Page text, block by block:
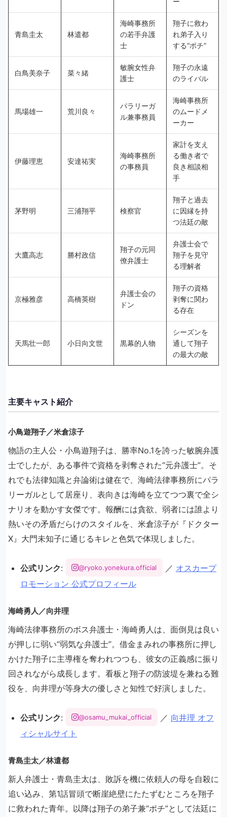
青島圭太 林遣都
海崎事務所
の若手弁護
士
翔子に救わ
れ弟子入り
する“ポチ”
白鳥美奈子 菜々緒
敏腕女性弁
護士
翔子の永遠
のライバル
馬場雄一 荒川良々
パラリーガ
ル兼事務員
海崎事務所
のムードメ
ーカー
伊藤理恵 安達祐実
海崎事務所
の事務員
家計を支え
る働き者で
良き相談相
手
茅野明 三浦翔平 検察官
翔子と過去
に因縁を持
つ法廷の敵
大鷹高志 勝村政信
翔子の元同
僚弁護士
弁護士会で
翔子を見守
る理解者
京極雅彦 高橋英樹
弁護士会の
ドン
翔子の資格
剥奪に関わ
る存在
天馬壮一郎 小日向文世 黒幕的人物
シーズンを
通して翔子
の最大の敵
主要キャスト紹介
小鳥遊翔子／米倉涼子
物語の主人公・小鳥遊翔子は、勝率No.1を誇った敏腕弁護
士でしたが、ある事件で資格を剥奪された“元弁護士”。そ
れでも法律知識と弁論術は健在で、海崎法律事務所にパラ
リーガルとして居座り、表向きは海崎を立てつつ裏で全シ
ナリオを動かす女傑です。報酬には貪欲、弱者には誰より
熱いその矛盾だらけのスタイルを、米倉涼子が『ドクター
X』大門未知子に通じるキレと色気で体現しました。
公式リンク: @ryoko.yonekura.official ／ オスカープ
ロモーション 公式プロフィール
海崎勇人／向井理
海崎法律事務所のボス弁護士・海崎勇人は、面倒見は良い
が押しに弱い“弱気な弁護士”。借金まみれの事務所に押し
かけた翔子に主導権を奪われつつも、彼女の正義感に振り
回されながら成長します。看板と翔子の防波堤を兼ねる難
役を、向井理が等身大の優しさと知性で好演しました。
公式リンク: @osamu_mukai_official ／ 向井理 オフ
ィシャルサイト
青島圭太／林遣都
新人弁護士・青島圭太は、敗訴を機に依頼人の母を自殺に
追い込み、第1話冒頭で断崖絶壁にたたずむところを翔子
に救われた青年。以降は翔子の弟子兼“ポチ”として法廷に